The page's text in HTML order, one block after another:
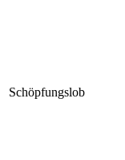
Schöpfungslob